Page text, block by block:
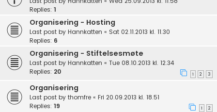
Replies: 1
Organisering - Hosting
Last post by Hannkatten « Sat 02.11.2013 kl. 11.30
Replies: 6
Organisering - Stiftelsesmøte
Last post by Hannkatten « Tue 08.10.2013 kl. 12.34
Replies: 20 1 2 3
Organisering
Last post by thomfre « Fri 20.09.2013 kl. 18.51
Replies: 19 1 2